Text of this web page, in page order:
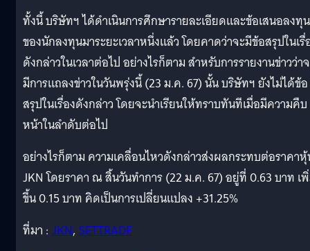
ทั้งนี้ บริษัทฯ ได้ดําเนินการศึกษารายละเอียดและข้อเสนอลงทุน
ของนักลงทุนมาระยะเวลาหนึ่งแล้ว โดยคาดว่าจะมีข้อสรุปในเรื่
ดังกล่าวในเวลาต่อไป อย่างไรก็ตาม สําหรับการรายงานข่าวว่า
มีการแถลงข่าวในวันพรุ่งนี้ (23 ม.ค. 67) นั้น บริษัทฯ ยังไม่ได้ข้อ
สรุปในเรื่องดังกล่าว โดยจะนําเรียนให้ทราบทันทีเมื่อมีความคืบ
หน้าในลําดับต่อไป
อย่างไรก็ตาม ความเคลื่อนไหวดังกล่าวส่งผลกระทบต่อราคา
JKN โดยราคา ณ สิ้นวันทำการ (22 ม.ค. 67) อยู่ที่ 0.63 บาท เ
ขึ้น 0.15 บาท คิดเป็นการเปลี่ยนแปลง +31.25%
ที่มา : JKN, SETTRADE